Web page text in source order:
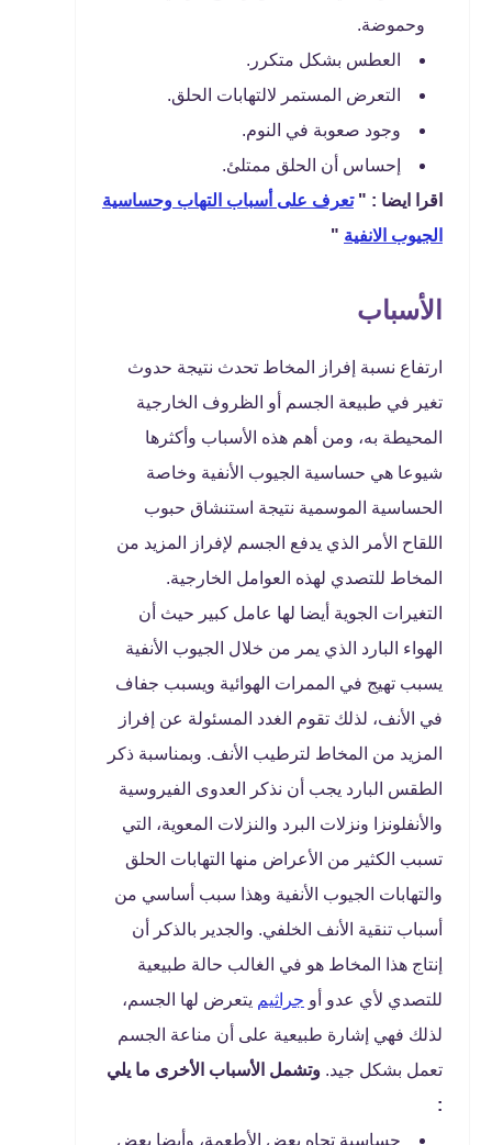
وحموضة.
العطس بشكل متكرر.
التعرض المستمر لالتهابات الحلق.
وجود صعوبة في النوم.
إحساس أن الحلق ممتلئ.
اقرا ايضا : "تعرف على أسباب التهاب وحساسية
الجيوب الانفية "
الأسباب
ارتفاع نسبة إفراز المخاط تحدث نتيجة حدوث
تغير في طبيعة الجسم أو الظروف الخارجية
المحيطة به، ومن أهم هذه الأسباب وأكثرها
شيوعا هي حساسية الجيوب الأنفية وخاصة
الحساسية الموسمية نتيجة استنشاق حبوب
اللقاح الأمر الذي يدفع الجسم لإفراز المزيد من
المخاط للتصدي لهذه العوامل الخارجية.
التغيرات الجوية أيضا لها عامل كبير حيث أن
الهواء البارد الذي يمر من خلال الجيوب الأنفية
يسبب تهيج في الممرات الهوائية ويسبب جفاف
في الأنف، لذلك تقوم الغدد المسئولة عن إفراز
المزيد من المخاط لترطيب الأنف. وبمناسبة ذكر
الطقس البارد يجب أن نذكر العدوى الفيروسية
والأنفلونزا ونزلات البرد والنزلات المعوية، التي
تسبب الكثير من الأعراض منها التهابات الحلق
والتهابات الجيوب الأنفية وهذا سبب أساسي من
أسباب تنقية الأنف الخلفي. والجدير بالذكر أن
إنتاج هذا المخاط هو في الغالب حالة طبيعية
للتصدي لأي عدو أو جراثيم يتعرض لها الجسم،
لذلك فهي إشارة طبيعية على أن مناعة الجسم
تعمل بشكل جيد. وتشمل الأسباب الأخرى ما يلي
:
حساسية تجاه بعض الأطعمة، وأيضا بعض